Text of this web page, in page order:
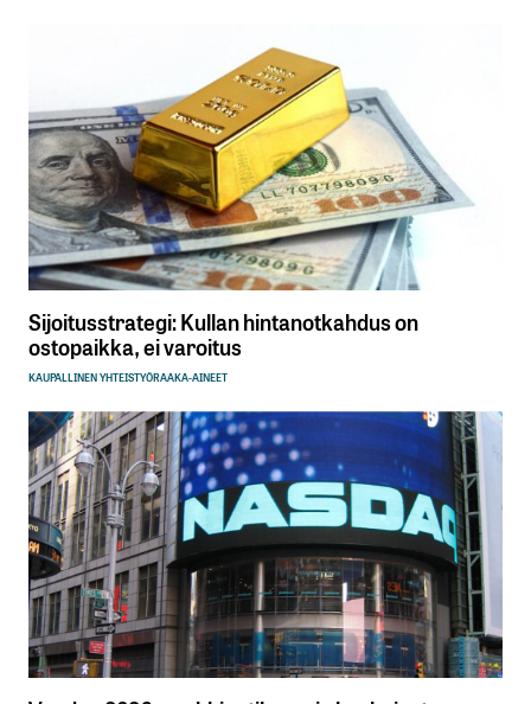
Sijoitusstrategi: Kullan hintanotkahdus on
ostopaikka, ei varoitus
KAUPALLINEN YHTEISTYÖRAAKA-AINEET